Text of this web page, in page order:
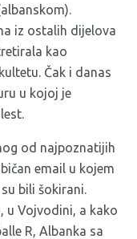
iz ostalih dijelova
kao
Čak i danas
u kojoj je
od najpoznatijih
email u kojem
bili šokirani.
u Vojvodini, a kako
R, Albanka sa